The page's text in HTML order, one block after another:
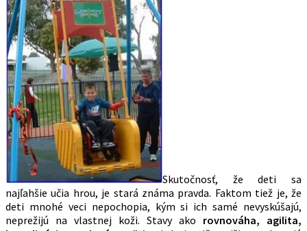
Skutočnosť, že deti sa
najľahšie učia hrou, je stará známa pravda. Faktom tiež je, že
deti mnohé veci nepochopia, kým si ich samé nevyskúšajú,
neprežijú na vlastnej koži. Stavy ako rovnováha, agilita,